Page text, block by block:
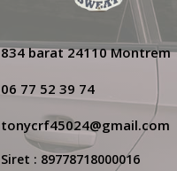
834 barat 24110 Montrem
06 77 52 39 74
tonycrf45024@gmail.com
Siret : 89778718000016